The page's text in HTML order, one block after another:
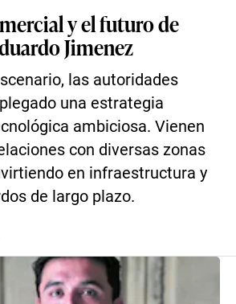
y el futuro de
Jimenez
las autoridades
una estrategia
ambiciosa. Vienen
con diversas zonas
en infraestructura y
de largo plazo.